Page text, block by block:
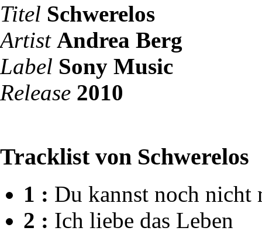
Titel Schwerelos
Artist Andrea Berg
Label Sony Music
Release 2010
Tracklist von Schwerelos
1 : Du kannst noch
2 : Ich liebe das Leben